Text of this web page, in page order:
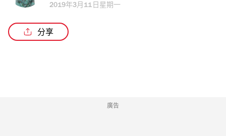
2019年3月11日星期一
分享
廣告